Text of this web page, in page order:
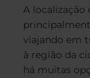
A localização
viajando em
à região da
há muitas